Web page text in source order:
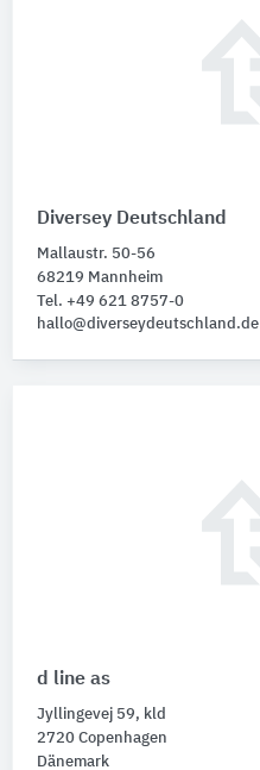
Diversey Deutschland
Mallaustr. 50-56
68219 Mannheim
Tel. +49 621 8757-0
hallo@diverseydeutschland.de
d line as
Jyllingevej 59, kld
2720 Copenhagen
Dänemark